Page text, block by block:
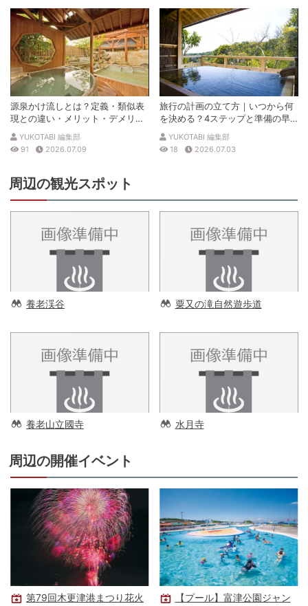
源泉かけ流しとは？定義・類似表
現との違い・メリット・デメリッ
トを解説
YUKOTABI 編集部
91
2026.07.09
旅行の計画の立て方｜いつから何
を決める？4ステップと準備の早
見表
YUKOTABI 編集部
18
2026.07.03
周辺の観光スポット
養老渓谷 粟又の滝自然遊歩道
養老山立國寺 水月寺
周辺の開催イベント
第79回木更津港まつり花火
【プール】富津公園ジャン